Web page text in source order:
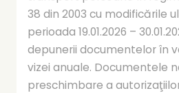
38 din 2003 cu modificările
perioada 19.01.2026 –
depunerii documentelor în
vizei anuale. Documentele
preschimbare a